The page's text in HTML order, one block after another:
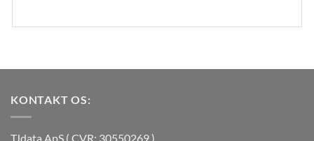
KONTAKT OS:
TJdata ApS ( CVR: 30550269 )